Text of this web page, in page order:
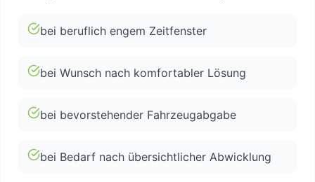
bei beruflich engem Zeitfenster
bei Wunsch nach komfortabler Lösung
bei bevorstehender Fahrzeugabgabe
bei Bedarf nach übersichtlicher Abwicklung